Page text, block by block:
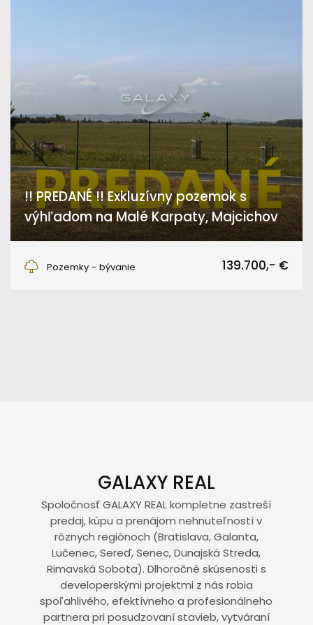
!! PREDANÉ !! Exkluzívny pozemok s
výhľadom na Malé Karpaty, Majcichov
Pozemky - bývanie
139.700,- €
GALAXY REAL
Spoločnosť GALAXY REAL kompletne zastreší
predaj, kúpu a prenájom nehnuteľností v
rôznych regiónoch (Bratislava, Galanta,
Lučenec, Sereď, Senec, Dunajská Streda,
Rimavská Sobota). Dlhoročné skúsenosti s
developerskými projektmi z nás robia
spoľahlivého, efektívneho a profesionálneho
partnera pri posudzovaní stavieb, vytváraní